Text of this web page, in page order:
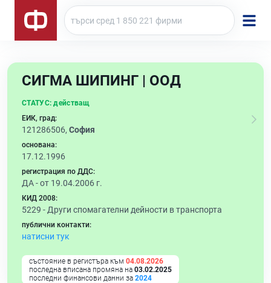
СИГМА ШИПИНГ | ООД
СТАТУС: действащ
ЕИК, град:
121286506, София
основана:
17.12.1996
регистрация по ДДС:
ДА - от 19.04.2006 г.
КИД 2008:
5229 - Други спомагателни дейности в транспорта
публични контакти:
натисни тук
състояние в регистъра към 04.08.2026
последна вписана промяна на 03.02.2025
последни финансови данни за 2024